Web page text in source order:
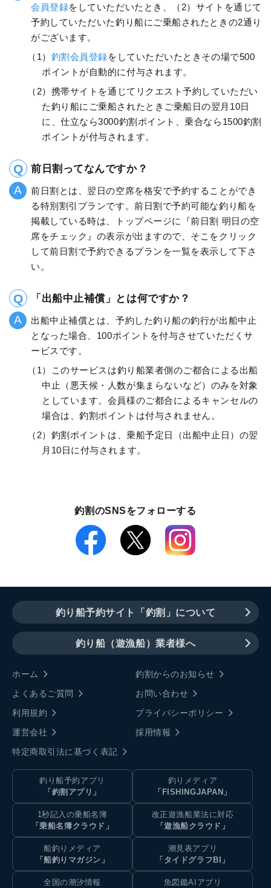
会員登録をしていただいたとき、（2）サイトを通じて
予約していただいた釣り船にご乗船されたときの2通り
がございます。
（1） 釣割会員登録をしていただいたときその場で500
ポイントが自動的に付与されます。
（2）携帯サイトを通じてリクエスト予約していただい
た釣り船にご乗船されたときご乗船日の翌月10日
に、仕立なら3000釣割ポイント、乗合なら1500釣割
ポイントが付与されます。
前日割ってなんですか？
前日割とは、翌日の空席を格安で予約することができ
る特別割引プランです。前日割で予約可能な釣り船を
掲載している時は、トップページに『前日割 明日の空
席をチェック』の表示が出ますので、そこをクリック
して前日割で予約できるプランを一覧を表示して下さ
い。
「出船中止補償」とは何ですか？
出船中止補償とは、予約した釣り船の釣行が出船中止
となった場合、100ポイントを付与させていただくサ
ービスです。
（1）このサービスは釣り船業者側のご都合による出船
中止（悪天候・人数が集まらないなど）のみを対象
としています。会員様のご都合によるキャンセルの
場合は、釣割ポイントは付与されません。
（2）釣割ポイントは、乗船予定日（出船中止日）の翌
月10日に付与されます。
釣割のSNSをフォローする
釣り船予約サイト「釣割」について
釣り船（遊漁船）業者様へ
ホーム
釣割からのお知らせ
よくあるご質問
お問い合わせ
利用規約
プライバシーポリシー
運営会社
採用情報
特定商取引法に基づく表記
釣り船予約アプリ
「釣割アプリ」
釣りメディア
「FISHINGJAPAN」
1秒記入の乗船名簿
「乗船名簿クラウド」
改正遊漁船業法に対応
「遊漁船クラウド」
船釣りメディア
「船釣りマガジン」
潮見表アプリ
「タイドグラフBI」
全国の潮汐情報
魚図鑑AIアプリ